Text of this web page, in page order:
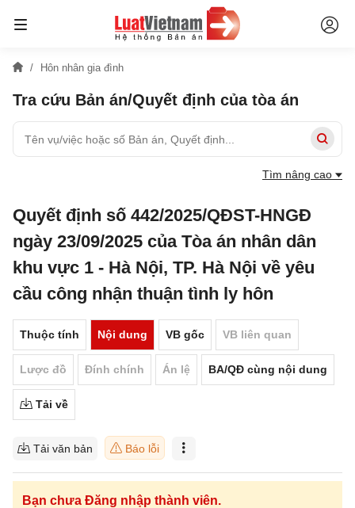
Hôn nhân gia đình
Tra cứu Bản án/Quyết định của tòa án
Tìm nâng cao
Quyết định số 442/2025/QĐST-HNGĐ
ngày 23/09/2025 của Tòa án nhân dân
khu vực 1 - Hà Nội, TP. Hà Nội về yêu
cầu công nhận thuận tình ly hôn
Thuộc tính Nội dung VB gốc VB liên quan
Lược đồ Đính chính Án lệ BA/QĐ cùng nội dung
Tải về
Tải văn bản Báo lỗi
Bạn chưa Đăng nhập thành viên.